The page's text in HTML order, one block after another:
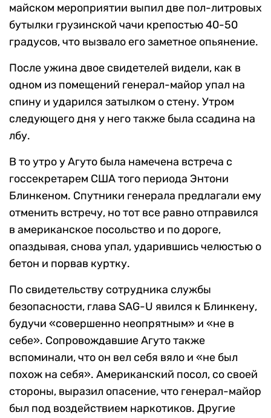
майском мероприятии выпил две пол-литровых
бутылки грузинской чачи крепостью 40-50
градусов, что вызвало его заметное опьянение.
После ужина двое свидетелей видели, как в
одном из помещений генерал-майор упал на
спину и ударился затылком о стену. Утром
следующего дня у него также была ссадина на
лбу.
В то утро у Агуто была намечена встреча с
госсекретарем США того периода Энтони
Блинкеном. Спутники генерала предлагали ему
отменить встречу, но тот все равно отправился
в американское посольство и по дороге,
опаздывая, снова упал, ударившись челюстью о
бетон и порвав куртку.
По свидетельству сотрудника службы
безопасности, глава SAG-U явился к Блинкену,
будучи «совершенно неопрятным» и «не в
себе». Сопровождавшие Агуто также
вспоминали, что он вел себя вяло и «не был
похож на себя». Американский посол, со своей
стороны, выразил опасение, что генерал-майор
был под воздействием наркотиков. Другие